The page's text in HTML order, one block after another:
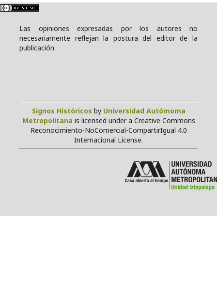
Las opiniones expresadas por los autores no
necesariamente reflejan la postura del editor de la
publicación.
Signos Históricos by Universidad Autómoma
Metropolitana is licensed under a Creative Commons
Reconocimiento-NoComercial-CompartirIgual 4.0
Internacional License.